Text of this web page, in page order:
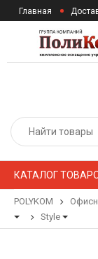
Главная
КАТАЛОГ
POLYKOM
Style